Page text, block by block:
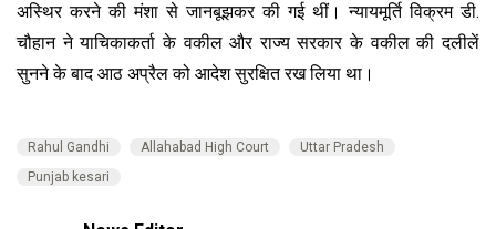
अस्थिर करने की मंशा से जानबूझकर की गई थीं। न्यायमूर्ति विक्रम डी.
चौहान ने याचिकाकर्ता के वकील और राज्य सरकार के वकील की दलीलें
सुनने के बाद आठ अप्रैल को आदेश सुरक्षित रख लिया था।
Rahul Gandhi Allahabad High Court
Uttar Pradesh
Punjab kesari